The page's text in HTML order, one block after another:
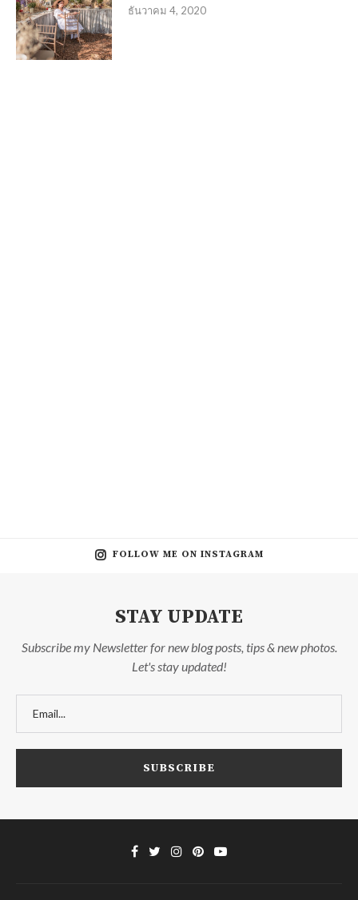
ธันวาคม 4, 2020
FOLLOW ME ON INSTAGRAM
STAY UPDATE
Subscribe my Newsletter for new blog posts, tips & new photos.
Let's stay updated!